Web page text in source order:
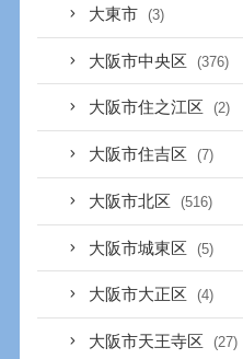
大東市 (3)
大阪市中央区 (376)
大阪市住之江区 (2)
大阪市住吉区 (7)
大阪市北区 (516)
大阪市城東区 (5)
大阪市大正区 (4)
大阪市天王寺区 (27)